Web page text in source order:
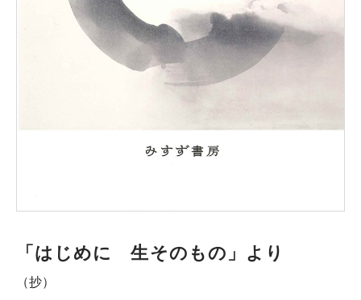
「はじめに 生そのもの」より
（抄）